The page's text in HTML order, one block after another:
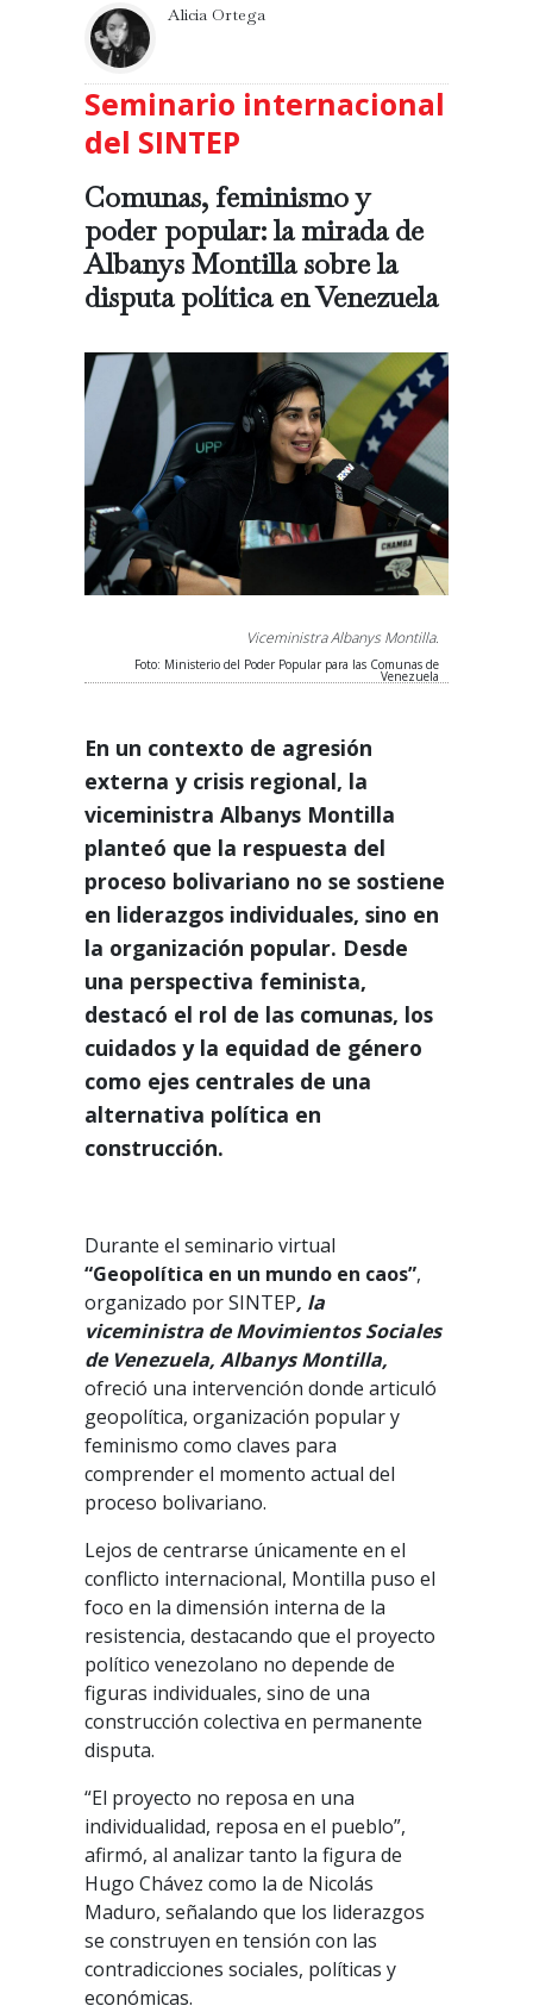
Alicia Ortega
Seminario internacional
del SINTEP
Comunas, feminismo y
poder popular: la mirada de
Albanys Montilla sobre la
disputa política en Venezuela
‎Viceministra Albanys Montilla.
Foto: Ministerio del Poder Popular para las Comunas de
Venezuela
En un contexto de agresión
externa y crisis regional, la
viceministra Albanys Montilla
planteó que la respuesta del
proceso bolivariano no se sostiene
en liderazgos individuales, sino en
la organización popular. Desde
una perspectiva feminista,
destacó el rol de las comunas, los
cuidados y la equidad de género
como ejes centrales de una
alternativa política en
construcción.
Durante el seminario virtual
“Geopolítica en un mundo en caos”,
organizado por SINTEP, la
viceministra de Movimientos Sociales
de Venezuela, Albanys Montilla,
ofreció una intervención donde articuló
geopolítica, organización popular y
feminismo como claves para
comprender el momento actual del
proceso bolivariano.
Lejos de centrarse únicamente en el
conflicto internacional, Montilla puso el
foco en la dimensión interna de la
resistencia, destacando que el proyecto
político venezolano no depende de
figuras individuales, sino de una
construcción colectiva en permanente
disputa.
“El proyecto no reposa en una
individualidad, reposa en el pueblo”,
afirmó, al analizar tanto la figura de
Hugo Chávez como la de Nicolás
Maduro, señalando que los liderazgos
se construyen en tensión con las
contradicciones sociales, políticas y
económicas.